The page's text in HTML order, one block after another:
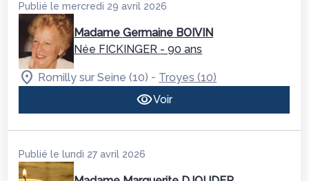
Publié le mercredi 29 avril 2026
Madame Germaine BOIVIN
Née FICKINGER - 90 ans
Romilly sur Seine (10) - Troyes (10)
Voir
Publié le lundi 27 avril 2026